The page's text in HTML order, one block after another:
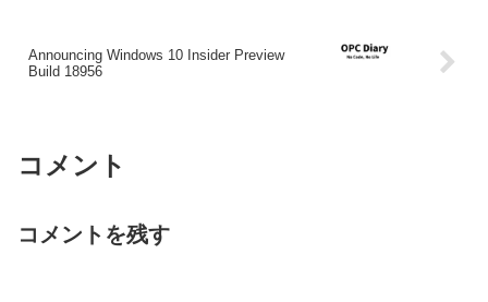
Announcing Windows 10 Insider Preview
Build 18956
コメント
コメントを残す